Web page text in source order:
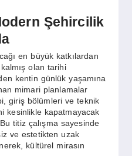
Şehircilik
en büyük katkılardan
olan tarihi
kentin günlük yaşamına
mimari planlamalar
giriş bölümleri ve teknik
kesinlikle kapatmayacak
titiz çalışma sayesinde
ve estetikten uzak
kültürel mirasın